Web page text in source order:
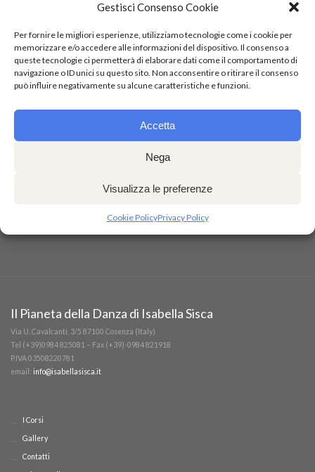
Gestisci Consenso Cookie
Per fornire le migliori esperienze, utilizziamo tecnologie come i cookie per
memorizzare e/o accedere alle informazioni del dispositivo. Il consenso a
queste tecnologie ci permetterà di elaborare dati come il comportamento di
navigazione o ID unici su questo sito. Non acconsentire o ritirare il consenso
può influire negativamente su alcune caratteristiche e funzioni.
Accetta
Nega
Visualizza le preferenze
Cookie PolicyPrivacy Policy
Il Pianeta della Danza di Isabella Sisca
Via U. Cavalcanti, 3/5 87100 Cosenza (Italy)
Tel (+39)0984 825081 – Fax (+39)-0984 821918
P.IVA 03508220781
email: info@isabellasisca.it
I Corsi
Gallery
Contatti